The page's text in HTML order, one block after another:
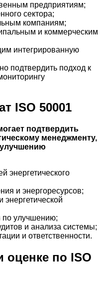
предприятиям;
сектора;
компаниям;
и коммерческим
интегрированную
подтвердить подход к
ISO 50001
подтвердить
менеджменту,
улучшению
энергетического
и энергоресурсов;
энергетической
по улучшению;
и анализа системы;
и ответственности.
оценке по ISO